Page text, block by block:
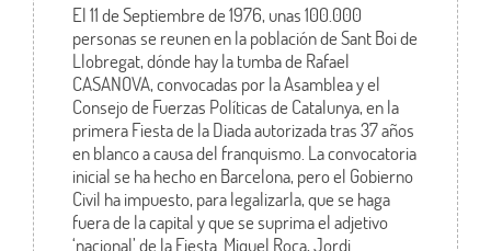
El 11 de Septiembre de 1976, unas 100.000
personas se reunen en la población de Sant Boi de
Llobregat, dónde hay la tumba de Rafael
CASANOVA, convocadas por la Asamblea y el
Consejo de Fuerzas Políticas de Catalunya, en la
primera Fiesta de la Diada autorizada tras 37 años
en blanco a causa del franquismo. La convocatoria
inicial se ha hecho en Barcelona, pero el Gobierno
Civil ha impuesto, para legalizarla, que se haga
fuera de la capital y que se suprima el adjetivo
‘nacional’ de la Fiesta. Miquel Roca, Jordi